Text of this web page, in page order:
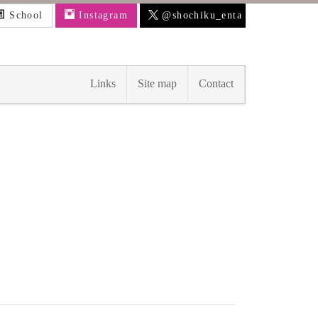
School Instagram @shochiku_enta
Links Site map Contact